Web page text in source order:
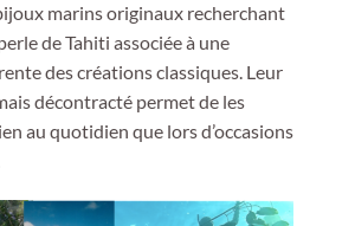
marins originaux recherchant
de Tahiti associée à une
des créations classiques. Leur
décontracté permet de les
au quotidien que lors d’occasions